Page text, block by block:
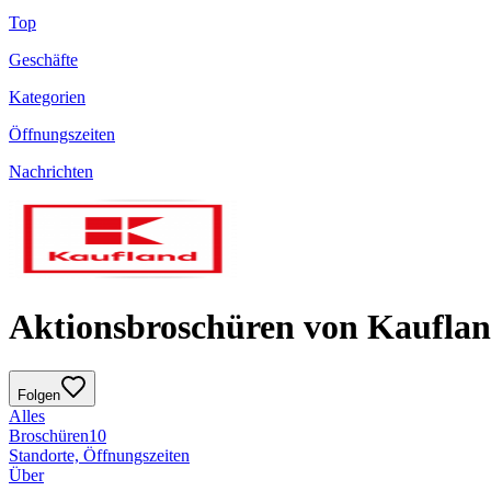
Top
Geschäfte
Kategorien
Öffnungszeiten
Nachrichten
Aktionsbroschüren von
Folgen
Alles
Broschüren10
Standorte, Öffnungszeiten
Über